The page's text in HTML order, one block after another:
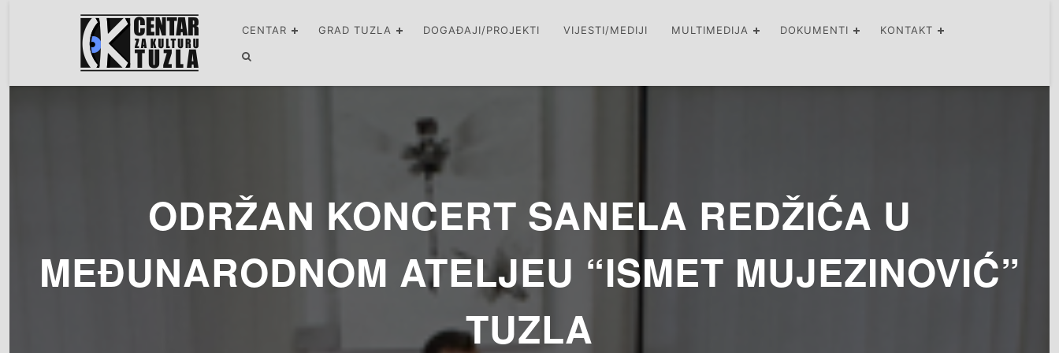
CENTAR GRAD TUZLA DOGAĐAJI/PROJEKTI VIJESTI/MEDIJI MULTIMEDIJA DOKUMENTI KONTAKT
ODRŽAN KONCERT SANELA REDŽIĆA U
MEĐUNARODNOM ATELJEU “ISMET MUJEZINOVIĆ”
TUZLA